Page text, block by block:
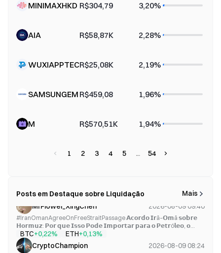
MINIMAXHKD R$304,79 3,20%
AIA R$58,87K 2,28%
WUXIAPPTECR$25,08K 2,19%
SAMSUNGEM R$459,08 1,96%
M R$570,51K 1,94%
1 2 3 4 5 54
Posts em Destaque sobre Liquidação
Mais
MrFlower_XingChen
2026-08-09 09:40
#IranOmanAgreeOnFreeStraitPassage 𝗔𝗰𝗼𝗿𝗱𝗼 𝗜𝗿ã–𝗢𝗺ã 𝘀𝗼𝗯𝗿𝗲
𝗛𝗼𝗿𝗺𝘂𝘇: 𝗣𝗼𝗿 𝗾𝘂𝗲 𝗜𝘀𝘀𝗼 𝗣𝗼𝗱𝗲 𝗜𝗺𝗽𝗼𝗿𝘁𝗮𝗿 𝗽𝗮𝗿𝗮 𝗼 𝗣𝗲𝘁𝗿ó𝗹𝗲𝗼, 𝗼
𝗢𝘂𝗿𝗼 𝗲 𝗮𝘀 𝗖𝗿𝗶𝗽𝘁𝗼𝗺𝗼𝗲𝗱𝗮𝘀 O Estreito de Ormuz está se tornando
uma das coisas mais importantes para acompanhar nos mer...
BTC+0,22% ETH+0,13%
CryptoChampion
2026-08-09 08:24